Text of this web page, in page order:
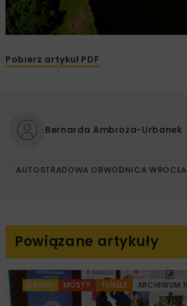
Pobierz artykuł PDF
Bernarda Ambroża-Urbanek
AUTOSTRADOWA OBWODNICA
Powiązane artykuły
DROGI MOSTY TUNELE ARCHIWUM